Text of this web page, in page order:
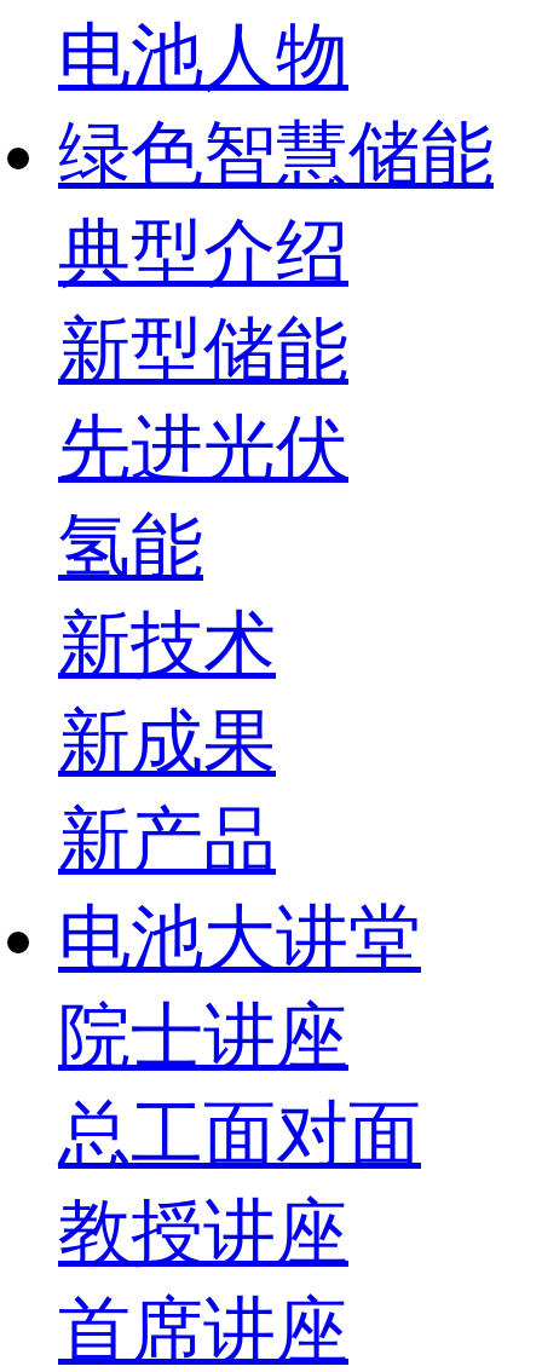
电池人物
绿色智慧储能
典型介绍
新型储能
先进光伏
氢能
新技术
新成果
新产品
电池大讲堂
院士讲座
总工面对面
教授讲座
首席讲座